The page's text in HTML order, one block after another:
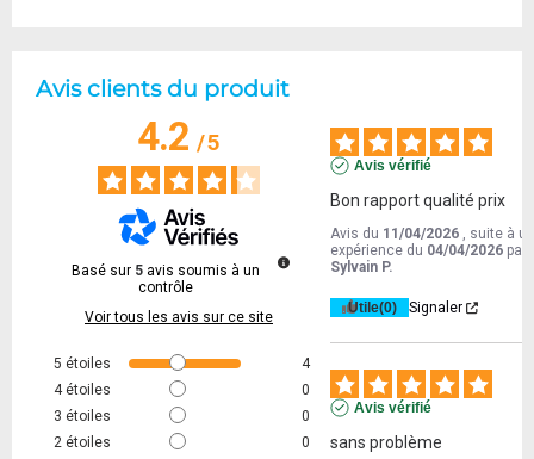
Avis clients du produit
4.2/5
Basé sur 5 avis soumis à un
contrôle
Voir tous les avis sur ce site
5 étoiles
4
4 étoiles
0
3 étoiles
0
2 étoiles
0
Avis vérifié
Bon rapport qualité prix
Avis du 11/04/2026 , suite à
expérience du 04/04/2026 par
Sylvain P.
Utile(0) Signaler
Avis vérifié
sans problème